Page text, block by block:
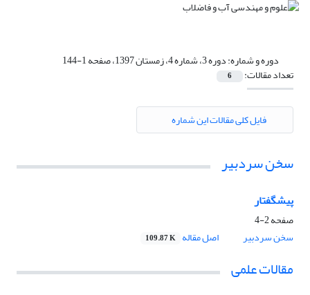
دوره و شماره:دوره 3، شماره 4، زمستان 1397، صفحه 1-144
تعداد مقالات: 6
فایل کلی مقالات این شماره
سخن سردبیر
پیشگفتار
صفحه2-4
سخن سردبیر
اصل مقاله 109.87 K
مقالات علمی